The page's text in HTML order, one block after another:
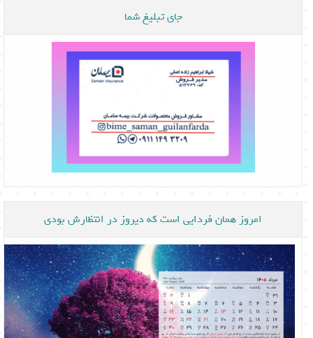
جای تبلیغ شما
امروز همان فردایی است که دیروز در انتظارش بودی